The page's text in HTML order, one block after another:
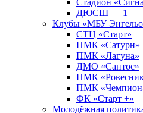
Стадион
ДЮСШ — 1
Клубы «МБУ
СТЦ «Старт»
ПМК «Сатурн»
ПМК «Лагуна»
ДМО «Сантос»
ПМК
ПМК
ФК «Старт +»
Молодёжная